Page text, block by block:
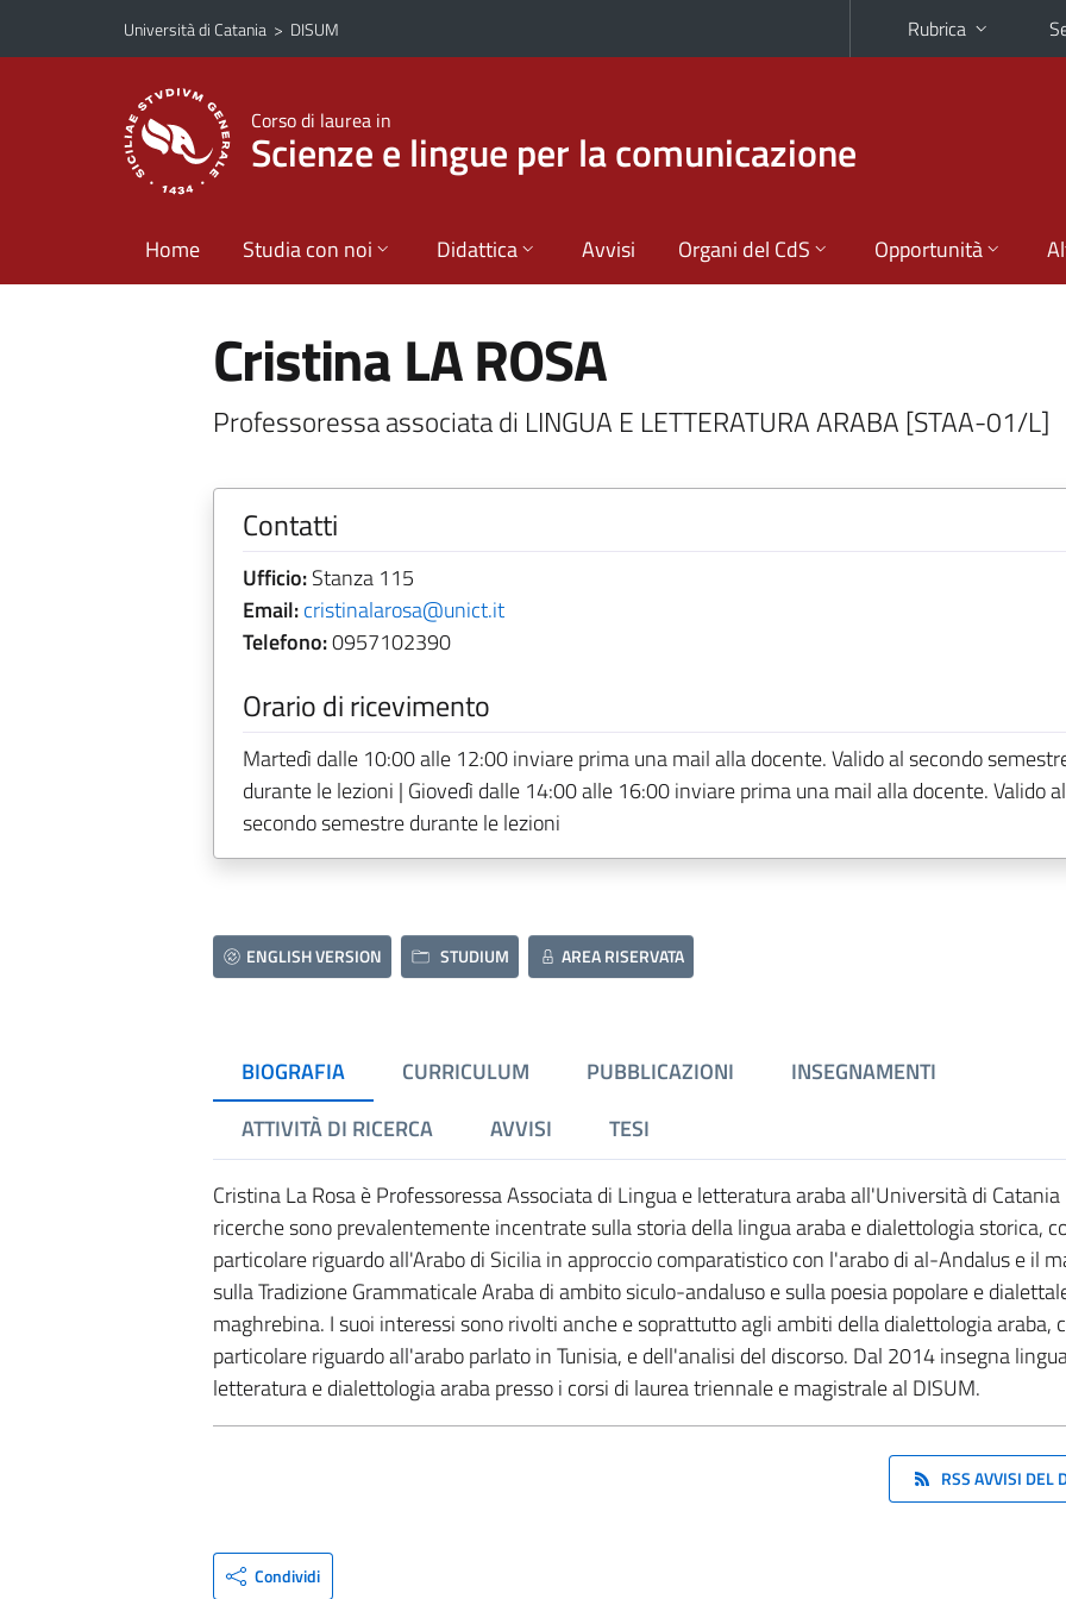
Vai al contenuto principale
Vai al menu di navigazione
Università di Catania > DISUM Rubrica
Corso di laurea in
Scienze e lingue per la comunicazione
Home Studia con noi Didattica Avvisi Organi del CdS Opportunità
Cristina LA ROSA
Professoressa associata di LINGUA E LETTERATURA ARABA [STAA-01/L]
Contatti
Ufficio:Stanza 115
Email:cristinalarosa@unict.it
Telefono:0957102390
Orario di ricevimento
Martedì dalle 10:00 alle 12:00 inviare prima una mail alla docente. Valido al secondo
durante le lezioni | Giovedì dalle 14:00 alle 16:00 inviare prima una mail alla docente. Valido al
secondo semestre durante le lezioni
ENGLISH VERSION STUDIUM AREA RISERVATA
BIOGRAFIA CURRICULUM PUBBLICAZIONI
INSEGNAMENTI
ATTIVITÀ DI RICERCA
AVVISI TESI
Cristina La Rosa è Professoressa Associata di Lingua e letteratura araba all'Università di Catania
ricerche sono prevalentemente incentrate sulla storia della lingua araba e dialettologia storica,
particolare riguardo all'Arabo di Sicilia in approccio comparatistico con l'arabo di al-Andalus e il
sulla Tradizione Grammaticale Araba di ambito siculo-andaluso e sulla poesia popolare e
maghrebina. I suoi interessi sono rivolti anche e soprattutto agli ambiti della dialettologia araba,
particolare riguardo all'arabo parlato in Tunisia, e dell'analisi del discorso. Dal 2014 insegna
letteratura e dialettologia araba presso i corsi di laurea triennale e magistrale al DISUM.
RSS AVVISI DEL
Condividi